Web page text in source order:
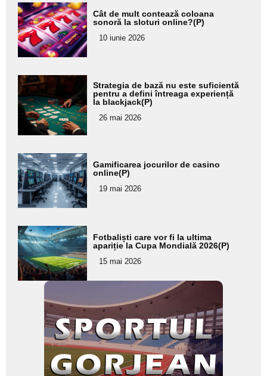
Adaugă
aici textul
pentru
subtitlu
Cât de mult contează coloana
sonoră la sloturi online?(P)
10 iunie 2026
Adaugă
aici textul
pentru
subtitlu
Strategia de bază nu este suficientă
pentru a defini întreaga experiență
la blackjack(P)
26 mai 2026
Adaugă
aici textul
pentru
subtitlu
Gamificarea jocurilor de casino
online(P)
19 mai 2026
Adaugă
aici textul
pentru
subtitlu
Fotbaliști care vor fi la ultima
apariție la Cupa Mondială 2026(P)
15 mai 2026